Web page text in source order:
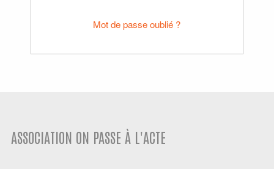
Mot de passe oublié ?
ASSOCIATION ON PASSE À L'ACTE